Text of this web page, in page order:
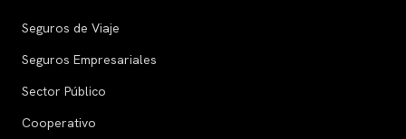
Seguros de Viaje
Seguros Empresariales
Sector Público
Cooperativo